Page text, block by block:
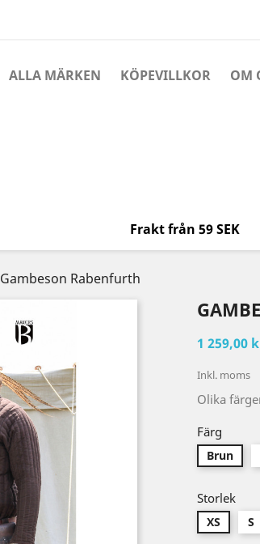
ALLA MÄRKEN KÖPEVILLKOR OM
Frakt från 59 SEK
Gambeson Rabenfurth
1 259,00
Inkl. moms
Olika
Färg
Brun
Storlek
XS S